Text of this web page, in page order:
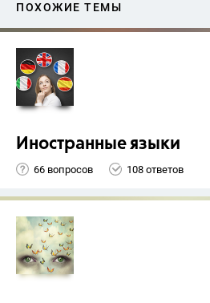
ПОХОЖИЕ ТЕМЫ
Иностранные языки
66 вопросов 108 ответов